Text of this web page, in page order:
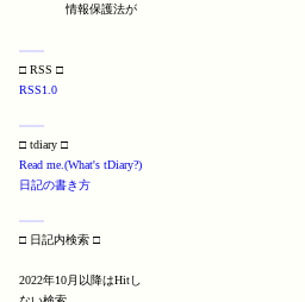
情報保護法が
□ RSS □
RSS1.0
□ tdiary □
Read me.(What's tDiary?)
日記の書き方
□ 日記内検索 □
2022年10月以降はHitし